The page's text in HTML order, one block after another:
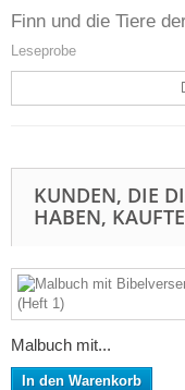
Finn und die Tiere
Leseprobe
KUNDEN, DIE
HABEN,
Malbuch mit...
In den Warenkorb